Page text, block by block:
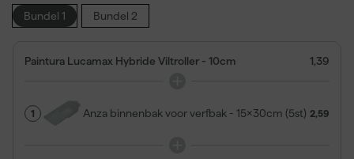
Bundel 1 Bundel 2
Paintura Lucamax Hybride Viltroller - 10cm 1,39
1 Anza binnenbak voor verfbak - 15x30cm (5st) 2,59